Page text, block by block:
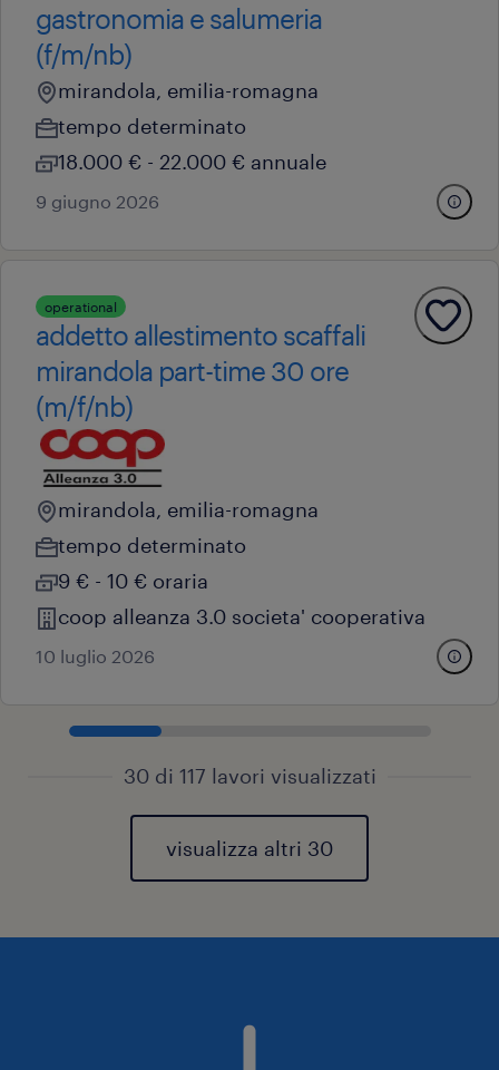
gastronomia e salumeria
(f/m/nb)
mirandola, emilia-romagna
tempo determinato
18.000 € - 22.000 € annuale
9 giugno 2026
operational
addetto allestimento scaffali
mirandola part-time 30 ore
(m/f/nb)
mirandola, emilia-romagna
tempo determinato
9 € - 10 € oraria
coop alleanza 3.0 societa' cooperativa
10 luglio 2026
30 di 117 lavori visualizzati
visualizza altri 30